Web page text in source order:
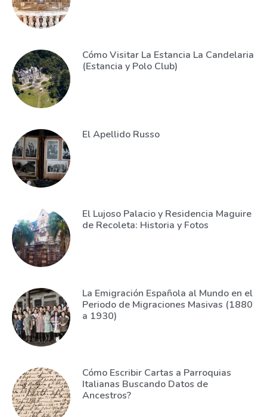
Cómo Visitar La Estancia La Candelaria
(Estancia y Polo Club)
El Apellido Russo
El Lujoso Palacio y Residencia Maguire
de Recoleta: Historia y Fotos
La Emigración Española al Mundo en el
Periodo de Migraciones Masivas (1880
a 1930)
Cómo Escribir Cartas a Parroquias
Italianas Buscando Datos de
Ancestros?